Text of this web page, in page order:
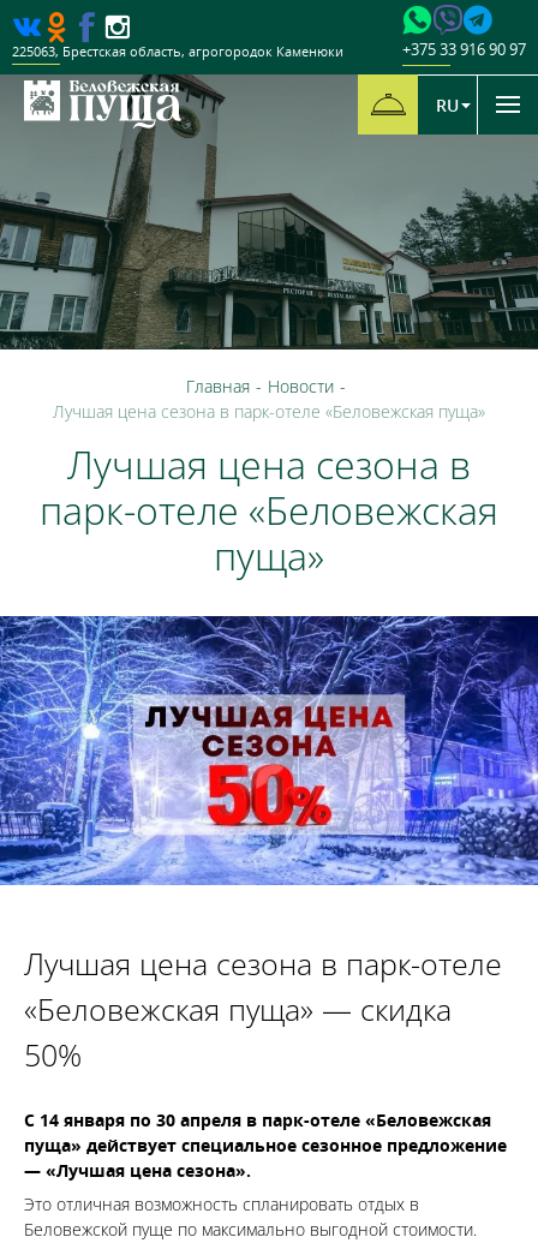
+375 33 916 90 97
225063, Брестская область, агрогородок Каменюки
RU
Главная - Новости -
Лучшая цена сезона в парк-отеле «Беловежская пуща»
Лучшая цена сезона в
парк-отеле «Беловежская
пуща»
Лучшая цена сезона в парк-отеле
«Беловежская пуща» — скидка
50%
С 14 января по 30 апреля в парк-отеле «Беловежская
пуща» действует специальное сезонное предложение
— «Лучшая цена сезона».
Это отличная возможность спланировать отдых в
Беловежской пуще по максимально выгодной стоимости.